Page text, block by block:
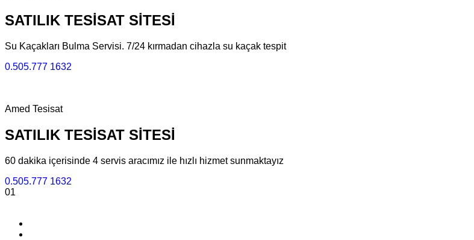
SATILIK TESİSAT SİTESİ
Su Kaçakları Bulma Servisi​​. 7/24 kırmadan cihazla su kaçak tespit
0.505.777 1632
Amed Tesisat
SATILIK TESİSAT SİTESİ
60 dakika içerisinde 4 servis aracımız ile hızlı hizmet sunmaktayız
0.505.777 1632
01